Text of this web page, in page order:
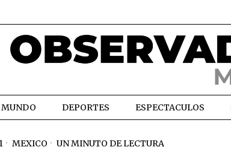
MUNDO DEPORTES ESPECTACULOS
MEXICO UN MINUTO DE LECTURA